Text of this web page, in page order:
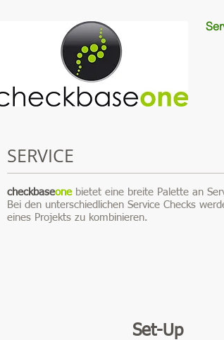
SERVICE
checkbaseone bietet eine breite Palette an
Bei den unterschiedlichen Service Checks
eines Projekts zu kombinieren.
Set-Up